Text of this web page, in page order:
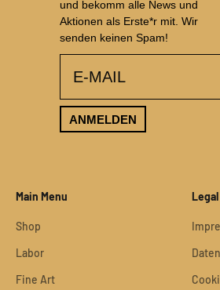
und bekomm alle News und
Aktionen als Erste*r mit. Wir
senden keinen Spam!
ANMELDEN
Main Menu
Shop
Labor
Fine Art
Legal